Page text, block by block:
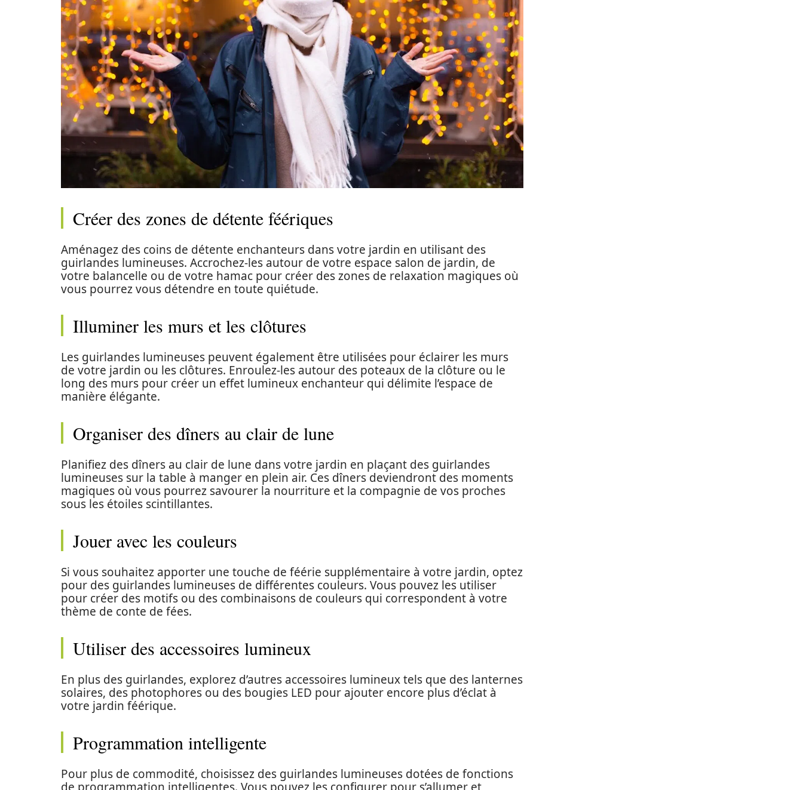
Créer des zones de détente féériques
Aménagez des coins de détente enchanteurs dans votre jardin en utilisant des
guirlandes lumineuses. Accrochez-les autour de votre espace salon de jardin, de
votre balancelle ou de votre hamac pour créer des zones de relaxation magiques où
vous pourrez vous détendre en toute quiétude.
Illuminer les murs et les clôtures
Les guirlandes lumineuses peuvent également être utilisées pour éclairer les murs
de votre jardin ou les clôtures. Enroulez-les autour des poteaux de la clôture ou le
long des murs pour créer un effet lumineux enchanteur qui délimite l’espace de
manière élégante.
Organiser des dîners au clair de lune
Planifiez des dîners au clair de lune dans votre jardin en plaçant des guirlandes
lumineuses sur la table à manger en plein air. Ces dîners deviendront des moments
magiques où vous pourrez savourer la nourriture et la compagnie de vos proches
sous les étoiles scintillantes.
Jouer avec les couleurs
Si vous souhaitez apporter une touche de féérie supplémentaire à votre jardin, optez
pour des guirlandes lumineuses de différentes couleurs. Vous pouvez les utiliser
pour créer des motifs ou des combinaisons de couleurs qui correspondent à votre
thème de conte de fées.
Utiliser des accessoires lumineux
En plus des guirlandes, explorez d’autres accessoires lumineux tels que des lanternes
solaires, des photophores ou des bougies LED pour ajouter encore plus d’éclat à
votre jardin féérique.
Programmation intelligente
Pour plus de commodité, choisissez des guirlandes lumineuses dotées de fonctions